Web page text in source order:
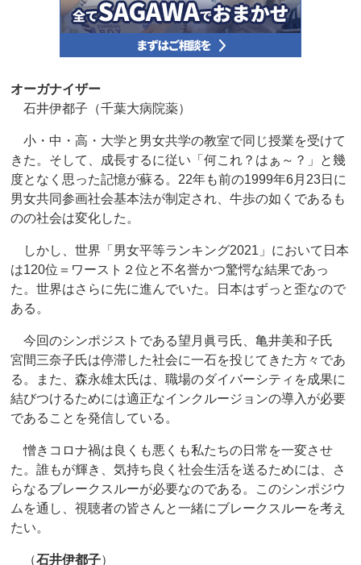
オーガナイザー
石井伊都子（千葉大病院薬）
小・中・高・大学と男女共学の教室で同じ授業を受けて
きた。そして、成長するに従い「何これ？はぁ～？」と幾
度となく思った記憶が蘇る。22年も前の1999年6月23日に
男女共同参画社会基本法が制定され、牛歩の如くであるも
のの社会は変化した。
しかし、世界「男女平等ランキング2021」において日本
は120位＝ワースト２位と不名誉かつ驚愕な結果であっ
た。世界はさらに先に進んでいた。日本はずっと歪なので
ある。
今回のシンポジストである望月眞弓氏、亀井美和子氏
宮間三奈子氏は停滞した社会に一石を投じてきた方々であ
る。また、森永雄太氏は、職場のダイバーシティを成果に
結びつけるためには適正なインクルージョンの導入が必要
であることを発信している。
憎きコロナ禍は良くも悪くも私たちの日常を一変させ
た。誰もが輝き、気持ち良く社会生活を送るためには、さ
らなるブレークスルーが必要なのである。このシンポジウ
ムを通し、視聴者の皆さんと一緒にブレークスルーを考え
たい。
（石井伊都子）